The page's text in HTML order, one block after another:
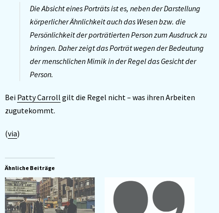
Die Absicht eines Porträts ist es, neben der Darstellung
körperlicher Ähnlichkeit auch das Wesen bzw. die
Persönlichkeit der porträtierten Person zum Ausdruck zu
bringen. Daher zeigt das Porträt wegen der Bedeutung
der menschlichen Mimik in der Regel das Gesicht der
Person.
Bei Patty Carroll gilt die Regel nicht – was ihren Arbeiten
zugutekommt.
(via)
Ähnliche Beiträge